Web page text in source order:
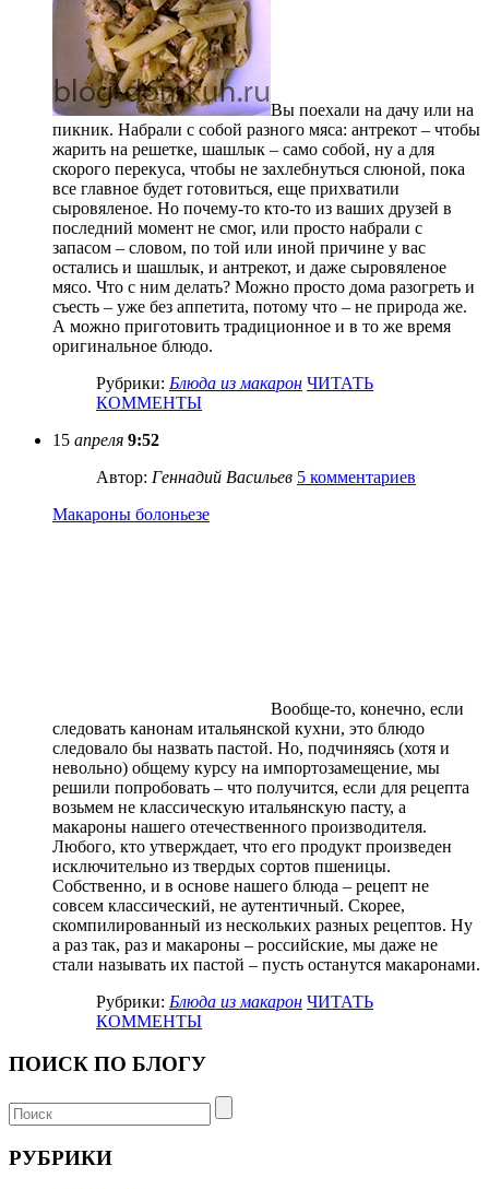
Вы поехали на дачу или на
пикник. Набрали с собой разного мяса: антрекот – чтобы
жарить на решетке, шашлык – само собой, ну а для
скорого перекуса, чтобы не захлебнуться слюной, пока
все главное будет готовиться, еще прихватили
сыровяленое. Но почему-то кто-то из ваших друзей в
последний момент не смог, или просто набрали с
запасом – словом, по той или иной причине у вас
остались и шашлык, и антрекот, и даже сыровяленое
мясо. Что с ним делать? Можно просто дома разогреть и
съесть – уже без аппетита, потому что – не природа же.
А можно приготовить традиционное и в то же время
оригинальное блюдо.
Рубрики: Блюда из макарон ЧИТАТЬ
КОММЕНТЫ
15 апреля 9:52
Автор: Геннадий Васильев 5 комментариев
Макароны болоньезе
Вообще-то, конечно, если
следовать канонам итальянской кухни, это блюдо
следовало бы назвать пастой. Но, подчиняясь (хотя и
невольно) общему курсу на импортозамещение, мы
решили попробовать – что получится, если для рецепта
возьмем не классическую итальянскую пасту, а
макароны нашего отечественного производителя.
Любого, кто утверждает, что его продукт произведен
исключительно из твердых сортов пшеницы.
Собственно, и в основе нашего блюда – рецепт не
совсем классический, не аутентичный. Скорее,
скомпилированный из нескольких разных рецептов. Ну
а раз так, раз и макароны – российские, мы даже не
стали называть их пастой – пусть останутся макаронами.
Рубрики: Блюда из макарон ЧИТАТЬ
КОММЕНТЫ
ПОИСК ПО БЛОГУ
РУБРИКИ